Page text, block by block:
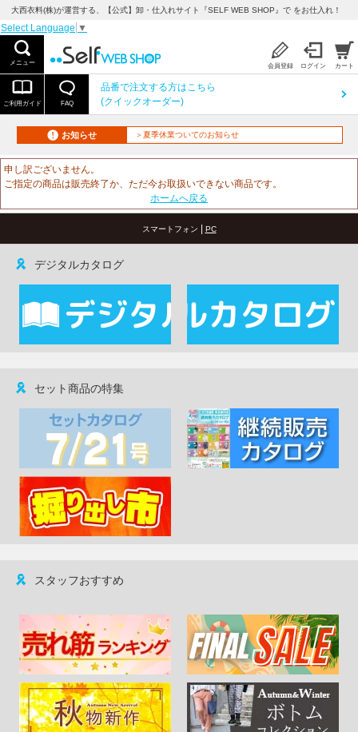
大西衣料(株)が運営する、【公式】卸・仕入れサイト『SELF WEB SHOP』で をお仕入れ！
Select Language ▼
メニュー 会員登録 ログイン カート
ご利用ガイド FAQ
品番で注文する方はこちら
(クイックオーダー)
お知らせ ＞夏季休業ついてのお知らせ
申し訳ございません。
ご指定の商品は販売終了か、ただ今お取扱いできない商品です。
ホームへ戻る
スマートフォン | PC
デジタルカタログ
セット商品の特集
スタッフおすすめ